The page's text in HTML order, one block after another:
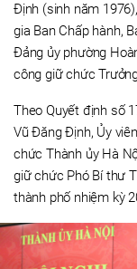
Định (sinh năm
gia Ban Chấp hành,
Đảng ủy phường
công giữ chức
Theo Quyết định số
Vũ Đăng Định, Ủy
chức Thành ủy Hà
giữ chức Phó Bí thư
thành phố nhiệm kỳ